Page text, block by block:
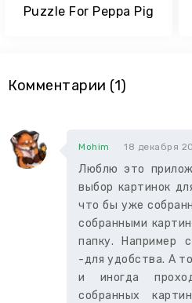
Puzzle For Peppa Pig
Комментарии (1)
Mohim 18 декабря
Люблю это
выбор картинок
что бы уже
собранными
папку. Например
-для удобства. А
и иногда
собранных